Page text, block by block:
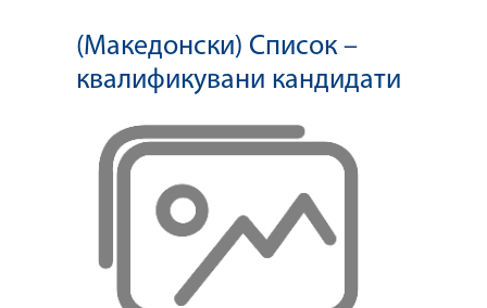
(Македонски) Список –
квалификувани кандидати